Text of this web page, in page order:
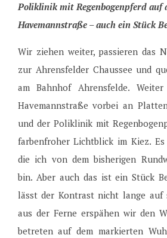
Poliklinik mit Regenbogenpferd auf
Havemannstraße – auch ein Stück
Wir ziehen weiter, passieren das
zur Ahrensfelder Chaussee und
am Bahnhof Ahrensfelde.
Havemannstraße vorbei an
und der Poliklinik mit
farbenfroher Lichtblick im Kiez.
die ich von dem bisherigen
bin. Aber auch das ist ein Stück
lässt der Kontrast nicht lange auf
aus der Ferne erspähen wir den
betreten auf dem markierten